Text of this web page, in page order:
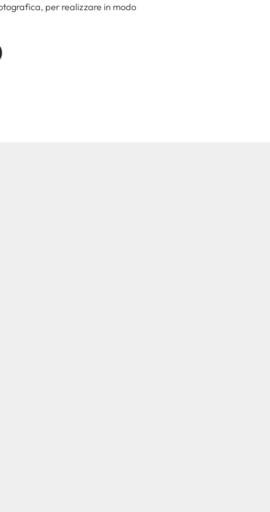
per realizzare in modo